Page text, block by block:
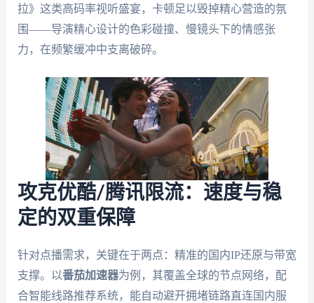
拉》这类高码率视听盛宴，卡顿足以毁掉精心营造的氛
围——导演精心设计的色彩碰撞、慢镜头下的情感张
力，在频繁缓冲中支离破碎。
攻克优酷/腾讯限流：速度与稳
定的双重保障
针对点播需求，关键在于两点：精准的国内IP还原与带宽
支撑。以番茄加速器为例，其覆盖全球的节点网络，配
合智能线路推荐系统，能自动避开拥堵链路直连国内服